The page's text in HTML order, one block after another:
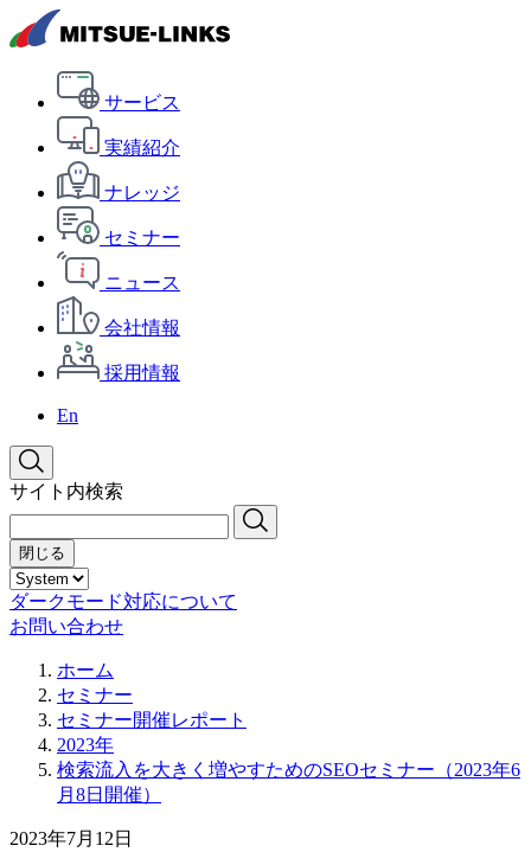
サービス
実績紹介
ナレッジ
セミナー
ニュース
会社情報
採用情報
En
サイト内検索
閉じる
ダークモード対応について
お問い合わせ
ホーム
セミナー
セミナー開催レポート
2023年
検索流入を大きく増やすためのSEOセミナー（2023年6
月8日開催）
2023年7月12日